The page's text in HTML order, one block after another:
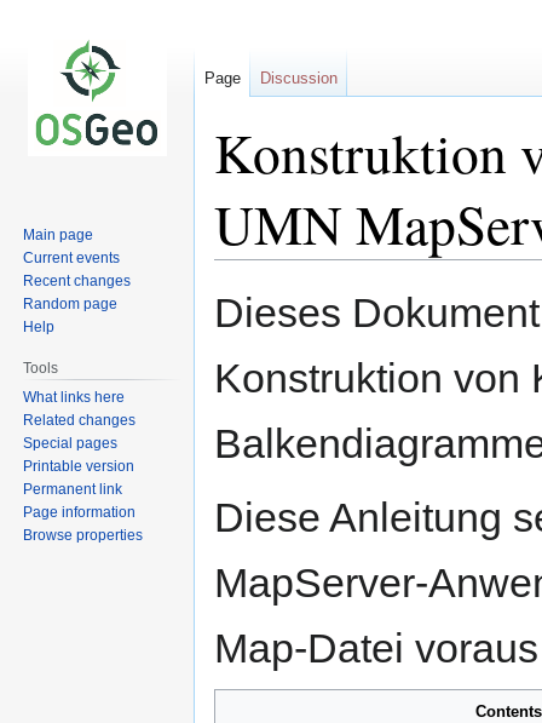
Konstruktion
UMN
Jump
to
Jump
to
Dieses
Konstruktion von
Diese Anleitung
MapServer-
Map-Datei
Contents
Page Discussion
Main page
Current events
Recent changes
Random page
Help
Tools
What links here
Related changes
Special pages
Printable version
Permanent link
Page information
Browse properties